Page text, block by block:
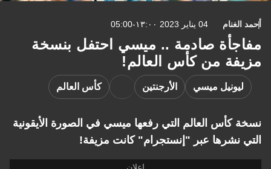
04 يناير 2023 ١٣:٠٠-05:00
صادمة .. ميسي احتفل بنسخة
من كأس العالم!
ميسي الأرجنتين كأس العالم
العالم التي رفعها ميسي في الصورة الأيقونية
نشرها عبر "إنستجرام" كانت مزيفة!